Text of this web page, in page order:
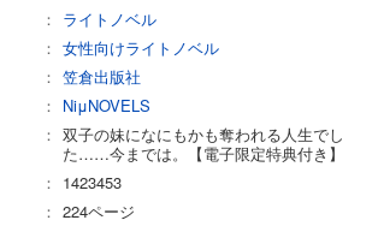
ライトノベル
女性向けライトノベル
笠倉出版社
NiμNOVELS
双子の妹になにもかも奪われる人生でし
た……今までは。【電子限定特典付き】
1423453
224ページ